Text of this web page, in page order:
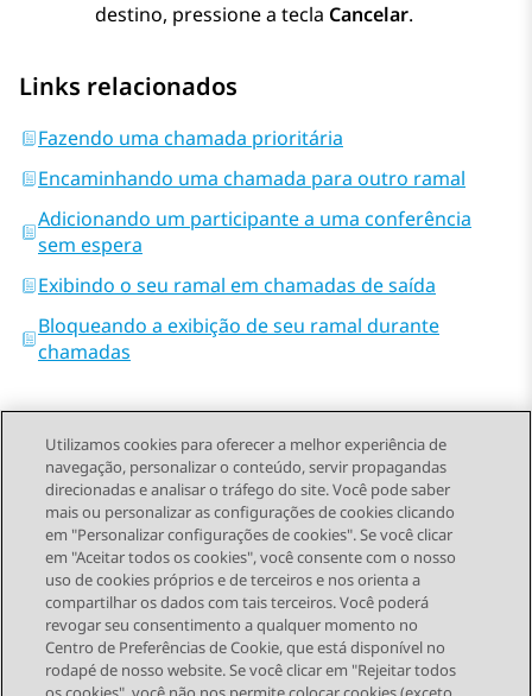
destino, pressione a tecla Cancelar.
Links relacionados
Fazendo uma chamada prioritária
Encaminhando uma chamada para outro ramal
Adicionando um participante a uma conferência
sem espera
Exibindo o seu ramal em chamadas de saída
Bloqueando a exibição de seu ramal durante
chamadas
Send Feedback
Topic navigation
Tópico anterior Próximo tópico
Utilizamos cookies para oferecer a melhor experiência de
navegação, personalizar o conteúdo, servir propagandas
direcionadas e analisar o tráfego do site. Você pode saber
mais ou personalizar as configurações de cookies clicando
em "Personalizar configurações de cookies". Se você clicar
em "Aceitar todos os cookies", você consente com o nosso
uso de cookies próprios e de terceiros e nos orienta a
compartilhar os dados com tais terceiros. Você poderá
revogar seu consentimento a qualquer momento no
Centro de Preferências de Cookie, que está disponível no
rodapé de nosso website. Se você clicar em "Rejeitar todos